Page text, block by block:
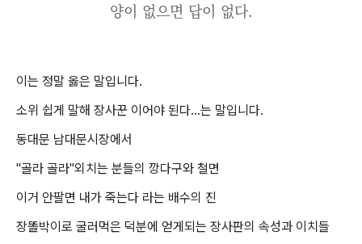
양이 없으면 답이 없다.
이는 정말 옳은 말입니다.
소위 쉽게 말해 장사꾼 이어야 된다...는 말입니다.
동대문 남대문시장에서
"골라 골라"외치는 분들의 깡다구와 철면
이거 안팔면 내가 죽는다 라는 배수의 진
장똘박이로 굴러먹은 덕분에 얻게되는 장사판의 속성과 이치들